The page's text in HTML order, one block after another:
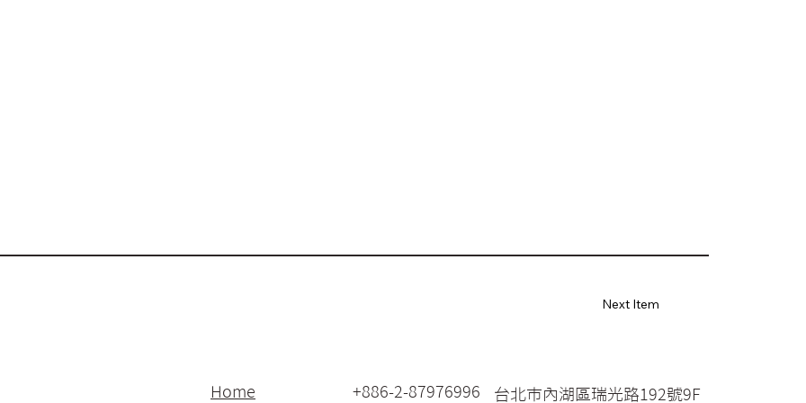
Next Item
Home +886-2-87976996 台北市內湖區瑞光路192號9F